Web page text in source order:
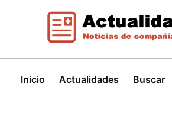
Inicio Actualidades Buscar